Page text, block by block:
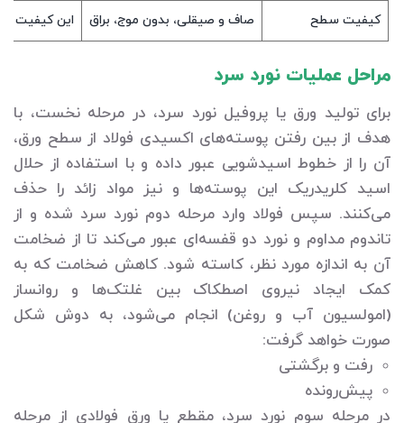
کیفیت سطح صاف و صیقلی، بدون موج، براق این کیفیت
مراحل عملیات نورد سرد
برای تولید ورق یا پروفیل نورد سرد، در مرحله نخست، با
هدف از بین رفتن پوسته‌های اکسیدی فولاد از سطح ورق،
آن را از خطوط اسیدشویی عبور داده و با استفاده از حلال
اسید کلریدریک این پوسته‌ها و نیز مواد زائد را حذف
می‌کنند. سپس فولاد وارد مرحله دوم نورد سرد شده و از
تاندوم مداوم و نورد دو قفسه‌ای عبور می‌کند تا از ضخامت
آن به اندازه مورد نظر، کاسته شود. کاهش ضخامت که به
کمک ایجاد نیروی اصطکاک بین غلتک‌ها و روانساز
(امولسیون آب و روغن) انجام می‌شود، به دوش شکل
صورت خواهد گرفت:
رفت و برگشتی
پیش‌رونده
در مرحله سوم نورد سرد، مقطع یا ورق فولادی از مرحله